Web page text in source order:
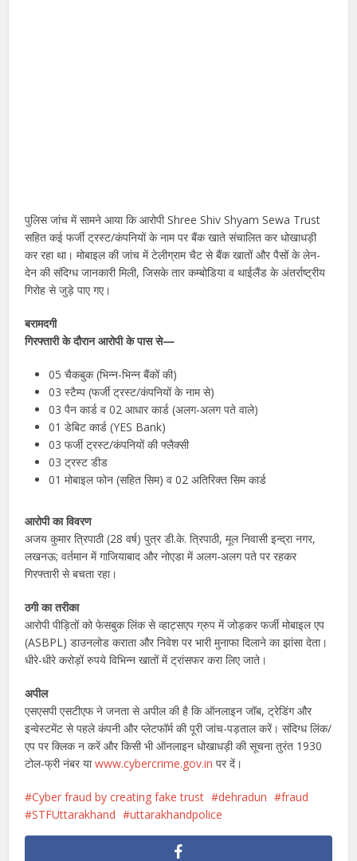
पुलिस जांच में सामने आया कि आरोपी Shree Shiv Shyam Sewa Trust
सहित कई फर्जी ट्रस्ट/कंपनियों के नाम पर बैंक खाते संचालित कर धोखाधड़ी
कर रहा था। मोबाइल की जांच में टेलीग्राम चैट से बैंक खातों और पैसों के लेन-
देन की संदिग्ध जानकारी मिली, जिसके तार कम्बोडिया व थाईलैंड के अंतर्राष्ट्रीय
गिरोह से जुड़े पाए गए।
बरामदगी
गिरफ्तारी के दौरान आरोपी के पास से—
05 चैकबुक (भिन्न-भिन्न बैंकों की)
03 स्टैम्प (फर्जी ट्रस्ट/कंपनियों के नाम से)
03 पैन कार्ड व 02 आधार कार्ड (अलग-अलग पते वाले)
01 डेबिट कार्ड (YES Bank)
03 फर्जी ट्रस्ट/कंपनियों की फ्लैक्सी
03 ट्रस्ट डीड
01 मोबाइल फोन (सहित सिम) व 02 अतिरिक्त सिम कार्ड
आरोपी का विवरण
अजय कुमार त्रिपाठी (28 वर्ष) पुत्र डी.के. त्रिपाठी, मूल निवासी इन्द्रा नगर,
लखनऊ; वर्तमान में गाजियाबाद और नोएडा में अलग-अलग पते पर रहकर
गिरफ्तारी से बचता रहा।
ठगी का तरीका
आरोपी पीड़ितों को फेसबुक लिंक से व्हाट्सएप ग्रुप में जोड़कर फर्जी मोबाइल एप
(ASBPL) डाउनलोड कराता और निवेश पर भारी मुनाफा दिलाने का झांसा देता।
धीरे-धीरे करोड़ों रुपये विभिन्न खातों में ट्रांसफर करा लिए जाते।
अपील
एसएसपी एसटीएफ ने जनता से अपील की है कि ऑनलाइन जॉब, ट्रेडिंग और
इन्वेस्टमेंट से पहले कंपनी और प्लेटफॉर्म की पूरी जांच-पड़ताल करें। संदिग्ध लिंक/
एप पर क्लिक न करें और किसी भी ऑनलाइन धोखाधड़ी की सूचना तुरंत 1930
टोल-फ्री नंबर याwww.cybercrime.gov.in पर दें।
Cyber ​​fraud by creating fake trust dehradun
fraud
STFUttarakhand
uttarakhandpolice